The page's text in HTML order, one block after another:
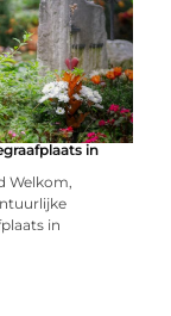
in
Welkom,
in